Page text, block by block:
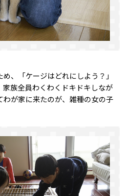
、「ケージはどれにしよう？」
家族全員わくわくドキドキしなが
わが家に来たのが、雑種の女の子